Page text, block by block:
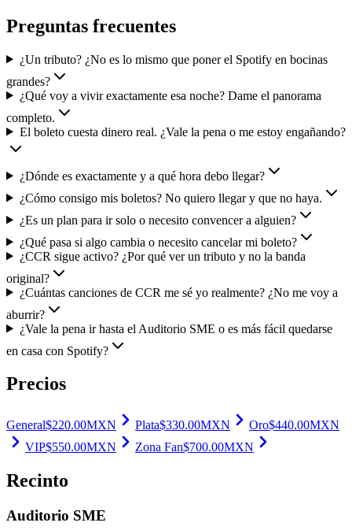
Preguntas frecuentes
¿Un tributo? ¿No es lo mismo que poner el Spotify en bocinas
grandes?
¿Qué voy a vivir exactamente esa noche? Dame el panorama
completo.
El boleto cuesta dinero real. ¿Vale la pena o me estoy engañando?
¿Dónde es exactamente y a qué hora debo llegar?
¿Cómo consigo mis boletos? No quiero llegar y que no haya.
¿Es un plan para ir solo o necesito convencer a alguien?
¿Qué pasa si algo cambia o necesito cancelar mi boleto?
¿CCR sigue activo? ¿Por qué ver un tributo y no la banda
original?
¿Cuántas canciones de CCR me sé yo realmente? ¿No me voy a
aburrir?
¿Vale la pena ir hasta el Auditorio SME o es más fácil quedarse
en casa con Spotify?
Precios
General$220.00MXN Plata$330.00MXN Oro$440.00MXN
VIP$550.00MXN Zona Fan$700.00MXN
Recinto
Auditorio SME